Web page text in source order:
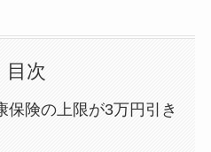
目次
保険の上限が3万円引き